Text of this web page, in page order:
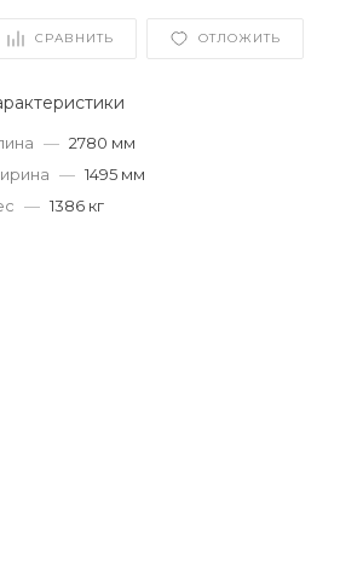
СРАВНИТЬ ОТЛОЖИТЬ
— 2780 мм
— 1495 мм
— 1386 кг